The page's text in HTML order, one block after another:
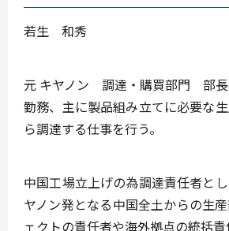
若生 和秀
元 キヤノン 調達・購買部門 部長
勤務、主に製品組み立てに必要な
ら調達する仕事を行う。
中国工場立上げの為調達責任者と
ヤノン発となる中国全土からの生
ェクトの責任者や海外拠点の統括責